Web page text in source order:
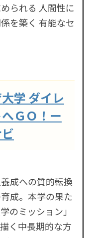
られる 人間性に
を築く 有能なセ
学 ダイレ
ＧＯ！ー
成への質的転換
成。本学の果た
のミッション」
く中長期的な方